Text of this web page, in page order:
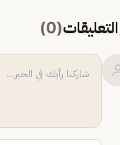
التعليقات(
0
)